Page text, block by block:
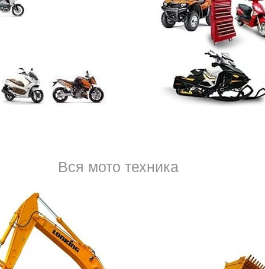
Вся мото техника
Когда вы покупаете машину, появляется много новых
расходов. В первую очередь, это траты на парковку,
останавливаться на авторынке по выходным, следить
автомобильного мира, обязательное соблюдение
8 (950) 037-53-
система управления. Отказ какой-либо детали может
ситуациям. Причем сбой бывает как в начале, при